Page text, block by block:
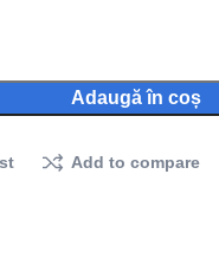
Adaugă în coș
Add to compare